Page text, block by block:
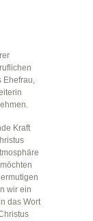
Ehefrau,
Kraft
wir ein
das Wort